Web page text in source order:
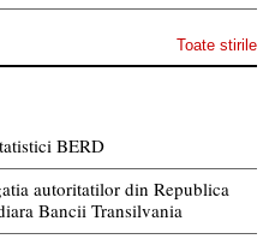
Toate stirile
BERD
autoritatilor din Republica
Bancii Transilvania